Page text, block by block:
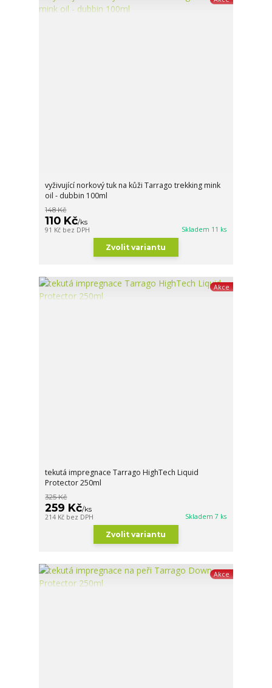
vyživující norkový tuk na kůži Tarrago trekking mink
oil - dubbin 100ml
148 Kč
110 Kč/ks
91 Kč bez DPH Skladem 11 ks
Zvolit variantu
Akce
tekutá impregnace Tarrago HighTech Liquid
Protector 250ml
325 Kč
259 Kč/ks
214 Kč bez DPH Skladem 7 ks
Zvolit variantu
Akce